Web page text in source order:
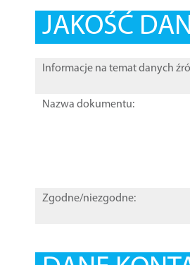
JAKOŚĆ
Informacje na temat danych
Nazwa dokumentu:
Zgodne/niezgodne: